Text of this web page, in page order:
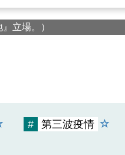
立場。）
# 第三波疫情